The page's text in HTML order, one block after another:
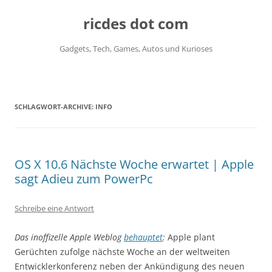
ricdes dot com
Gadgets, Tech, Games, Autos und Kurioses
SCHLAGWORT-ARCHIVE: INFO
OS X 10.6 Nächste Woche erwartet | Apple
sagt Adieu zum PowerPc
Schreibe eine Antwort
Das inoffizelle Apple Weblogbehauptet: Apple plant
Gerüchten zufolge nächste Woche an der weltweiten
Entwicklerkonferenz neben der Ankündigung des neuen